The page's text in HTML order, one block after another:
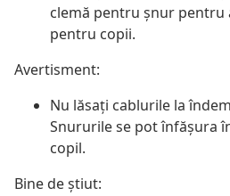
clemă pentru șnur pentru
pentru copii.
Avertisment:
Nu lăsați cablurile la
Snururile se pot înfăşura
copil.
Bine de știut: